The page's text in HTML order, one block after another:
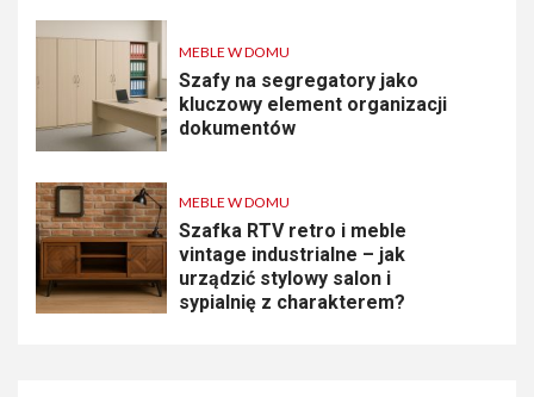
MEBLE W DOMU
Szafy na segregatory jako
kluczowy element organizacji
dokumentów
MEBLE W DOMU
Szafka RTV retro i meble
vintage industrialne – jak
urządzić stylowy salon i
sypialnię z charakterem?